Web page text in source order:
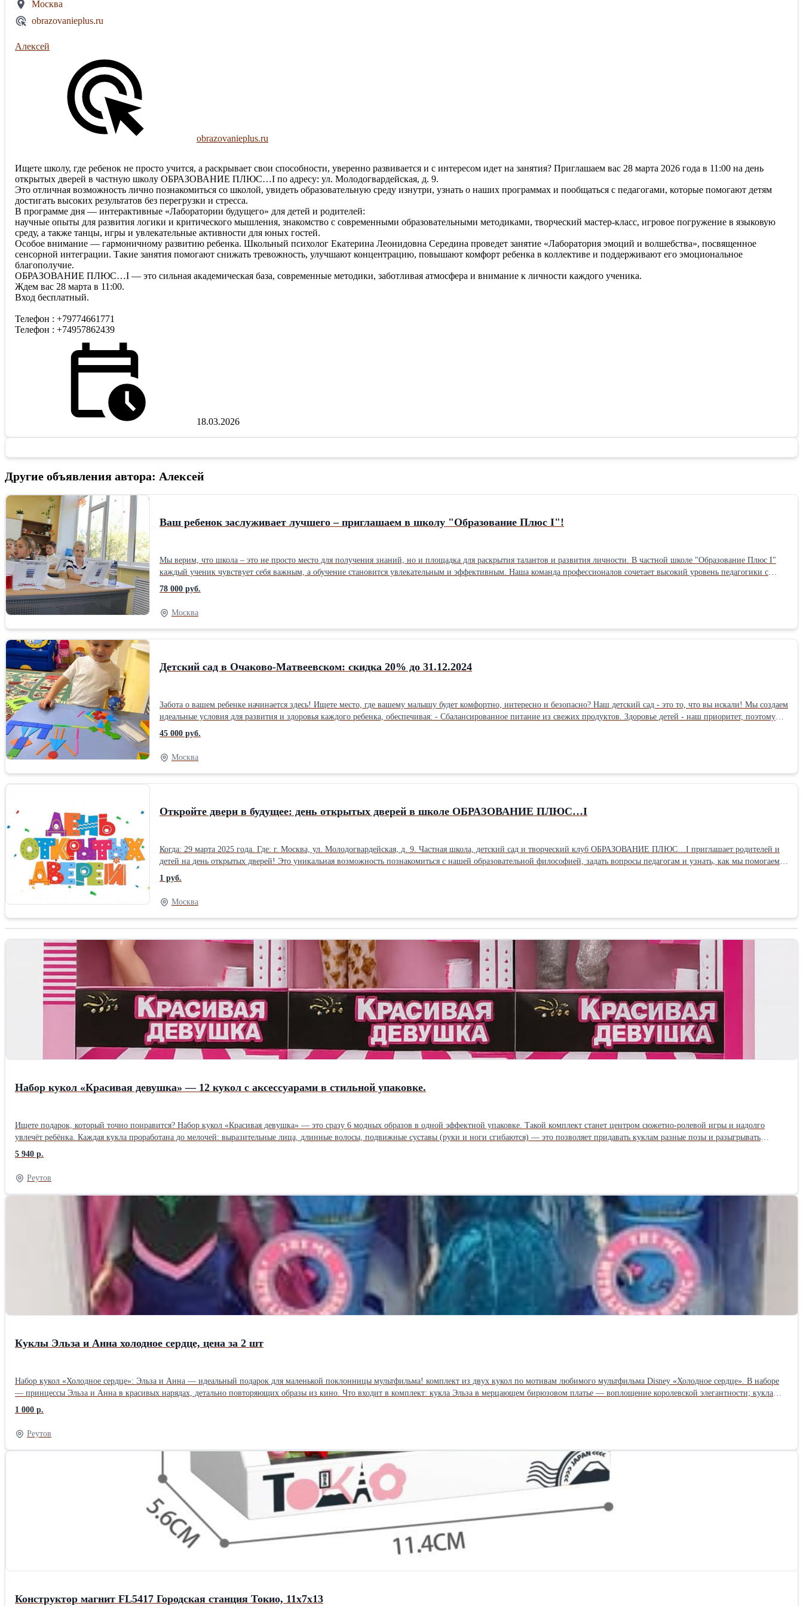
Москва
obrazovanieplus.ru
Алексей
obrazovanieplus.ru
Ищете школу, где ребенок не просто учится, а раскрывает свои способности, уверенно развивается и с интересом идет на занятия? Приглашаем вас 28 марта 2026 года в 11:00 на день
открытых дверей в частную школу ОБРАЗОВАНИЕ ПЛЮС…I по адресу: ул. Молодогвардейская, д. 9.
Это отличная возможность лично познакомиться со школой, увидеть образовательную среду изнутри, узнать о наших программах и пообщаться с педагогами, которые помогают детям
достигать высоких результатов без перегрузки и стресса.
В программе дня — интерактивные «Лаборатории будущего» для детей и родителей:
научные опыты для развития логики и критического мышления, знакомство с современными образовательными методиками, творческий мастер-класс, игровое погружение в языковую
среду, а также танцы, игры и увлекательные активности для юных гостей.
Особое внимание — гармоничному развитию ребенка. Школьный психолог Екатерина Леонидовна Середина проведет занятие «Лаборатория эмоций и волшебства», посвященное
сенсорной интеграции. Такие занятия помогают снижать тревожность, улучшают концентрацию, повышают комфорт ребенка в коллективе и поддерживают его эмоциональное
благополучие.
ОБРАЗОВАНИЕ ПЛЮС…I — это сильная академическая база, современные методики, заботливая атмосфера и внимание к личности каждого ученика.
Ждем вас 28 марта в 11:00.
Вход бесплатный.
Телефон : +79774661771
Телефон : +74957862439
18.03.2026
Другие объявления автора: Алексей
Ваш ребенок заслуживает лучшего – приглашаем в школу "Образование Плюс I"!
Мы верим, что школа – это не просто место для получения знаний, но и площадка для раскрытия талантов и развития личности. В частной школе "Образование Плюс I"
каждый ученик чувствует себя важным, а обучение становится увлекательным и эффективным. Наша команда профессионалов сочетает высокий уровень педагогики с
креативным подходом. Мы создаем атмосферу, в которой ребенок с удовольствием изучает школьные предметы, учится критически мыслить, принимать самостоятельные
решения и готовится к вызовам современного мира. Мы гордимся нашим разнообразным спектром мероприятий. В школе проводятся: - Яркие праздники, которые делают
школьные дни незабываемыми. - Проектные работы, развивающие мышление, уверенность и лидерские качества. - Внеклассные активности, помогающие детям найти
новых друзей и раскрыть свои способности. Хотите, чтобы ваш ребенок получил максимум возможностей для развития и учебы? "Образование Плюс I" – это школа,
которая станет вторым домом и верным спутником в жизни вашего ребенка. Наши адреса: Москва, ул. Матвеевская, д. 4, к. 3. Москва, ул. Молодогвардейская, д. 9.
78 000 руб.
Москва
Детский сад в Очаково-Матвеевском: скидка 20% до 31.12.2024
Забота о вашем ребенке начинается здесь! Ищете место, где вашему малышу будет комфортно, интересно и безопасно? Наш детский сад - это то, что вы искали! Мы создаем
идеальные условия для развития и здоровья каждого ребенка, обеспечивая: - Сбалансированное питание из свежих продуктов. Здоровье детей - наш приоритет, поэтому
все блюда готовятся с любовью и заботой, чтобы малышам было вкусно и полезно. - Индивидуальный подход. Мы учитываем особенности каждого ребенка, помогая
раскрыть их таланты и интересы. В нашем саду ребенок будет учиться и развиваться в своем темпе, наслаждаясь каждым днем. Не упустите возможность подарить вашему
малышу лучшее начало жизни! До 31 декабря 2024 года у нас действует специальная скидка 20%. Приглашаем вас на экскурсию, чтобы вы смогли увидеть уютную
атмосферу нашего детского сада и убедиться, что здесь ваш ребенок найдет заботу, внимание и развитие. Доверьте нам самое ценное - вашего ребенка! Мы ждем вас по
адресу: 119501, г. Москва, ул. Матвеевская, д. 4 к. 3. Найти нас и связаться с нами очень просто - просто введите наши контакты в поиск. Не откладывайте счастье вашего
45 000 руб.
Москва
Откройте двери в будущее: день открытых дверей в школе ОБРАЗОВАНИЕ ПЛЮС…I
Когда: 29 марта 2025 года. Где: г. Москва, ул. Молодогвардейская, д. 9. Частная школа, детский сад и творческий клуб ОБРАЗОВАНИЕ ПЛЮС…I приглашает родителей и
детей на день открытых дверей! Это уникальная возможность познакомиться с нашей образовательной философией, задать вопросы педагогам и узнать, как мы помогаем
детям раскрыть их потенциал. Что вас ждет? • Высокие образовательные стандарты. Наши ученики – победители олимпиад и обладатели медалей, успешно поступают в
ведущие университеты России и мира. Узнайте, как мы этого достигаем! • Более 50 образовательных курсов. От гуманитарных и коммуникационных дисциплин до
технических и естественных наук – каждый ребенок найдет направление по душе. • Индивидуальные учебные планы в старших классах. 10-11 классы обучаются по
персонализированным программам, ориентированным на поступление в лучшие вузы. • Поддержка семейного образования. Для учеников 5-11 классов мы предлагаем
инновационный онлайн-кампус с 7 образовательными программами. • Сообщество талантливых учеников и выпускников. Мы гордимся нашей дружной образовательной
убедитесь сами! Тел.: +74957862439, +79774661771. Сайт obrazovanieplus.ru
1 руб.
Москва
Набор кукол «Красивая девушка» — 12 кукол с аксессуарами в стильной упаковке.
Ищете подарок, который точно понравится? Набор кукол «Красивая девушка» — это сразу 6 модных образов в одной эффектной упаковке. Такой комплект станет центром сюжетно‑ролевой игры и надолго
увлечёт ребёнка. Каждая кукла проработана до мелочей: выразительные лица, длинные волосы, подвижные суставы (руки и ноги сгибаются) — это позволяет придавать куклам разные позы и разыгрывать
сценки. Одежда у всех кукол съёмная, а в комплекте идут стильные аксессуары: сумочки, головные уборы, обувь — ребёнок сможет комбинировать образы и придумывать новые истории. Упаковка оформлена
как модный бутик: яркие цвета, витрина с розово‑белым козырьком, декоративные элементы в виде городских силуэтов и стильных вопросительных знаков. Такая коробка не только эффектно смотрится на полке,
но и удобна для хранения кукол и аксессуаров — всё будет на своих местах. Набор развивает воображение, мелкую моторику и навыки сюжетной игры. Это отличный вариант для подарка на день рождения,
Новый год или без повода — радость гарантирована. Характеристики: количество кукол: 6 шт.; высота куклы: 28 см; аксессуары в комплекте: сумочки, головные уборы, обувь и др. (всего до 12 предметов);
особенности: подвижные суставы, съёмная одежда; упаковка: фирменная коробка‑бутик с прозрачным окном; рекомендуемый возраст: от 3 лет. Состояние: новое, в заводской упаковке, все элементы на месте.
Преимущества: сразу 12 кукол — выгоднее, чем покупать по отдельности; стильный дизайн упаковки — удобно хранить и красиво дарить; разнообразие образов — простор для фантазии и переодеваний.
5 940 р.
Реутов
Куклы Эльза и Анна холодное сердце, цена за 2 шт
Набор кукол «Холодное сердце»: Эльза и Анна — идеальный подарок для маленькой поклонницы мультфильма! комплект из двух кукол по мотивам любимого мультфильма Disney «Холодное сердце». В наборе
— принцессы Эльза и Анна в красивых нарядах, детально повторяющих образы из кино. Что входит в комплект: кукла Эльза в мерцающем бирюзовом платье — воплощение королевской элегантности; кукла
Анна в нарядном платье с накидкой — узнаваемый образ с характерными деталями; декоративные аксессуары (стилизованные фонарные столбы), дополняющие игровую сцену; фигурки второстепенных
персонажей (в том числе Олаф) — для более увлекательных сюжетов; фирменная упаковка с яркими иллюстрациями — подходит для подарка без дополнительной упаковки. Особенности: проработанные черты
лиц и причёски — куклы максимально похожи на героинь мультфильма; качественные материалы — безопасны для детей и устойчивы к активной игре; стильная серия «Glam Fashion» — акцент на модных
деталях и декоре нарядов. Куклы новые, в заводской упаковке, не вскрывались — все элементы комплекта на месте. Отличный вариант для подарка на день рождения, Новый год или любой другой праздник.
Подойдут для сюжетных игр и коллекционирования. Характеристики: высота кукол: около 28–30 см; возраст: от 3 лет; состояние: новое, в оригинальной упаковке.
1 000 р.
Реутов
Конструктор магнит FL5417 Городская станция Токио, 11x7x13